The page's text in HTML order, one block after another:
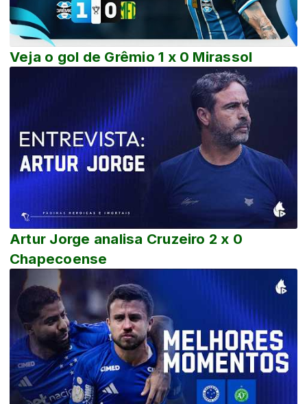
Veja o gol de Grêmio 1 x 0 Mirassol
Artur Jorge analisa Cruzeiro 2 x 0
Chapecoense